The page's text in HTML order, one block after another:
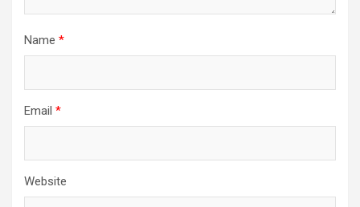
Name *
Email *
Website